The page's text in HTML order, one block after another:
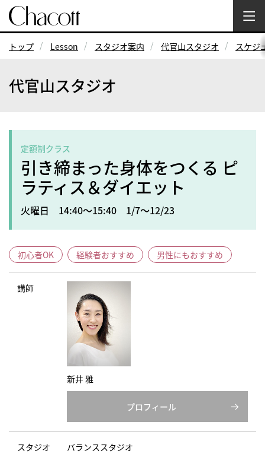
トップ Lesson スタジオ案内 代官山スタジオ スケジ
代官山スタジオ
定額制クラス
引き締まった身体をつくる ピ
ラティス＆ダイエット
火曜日 14:40～15:40 1/7～12/23
初心者OK 経験者おすすめ 男性にもおすすめ
講師
新井 雅
プロフィール
スタジオ バランススタジオ